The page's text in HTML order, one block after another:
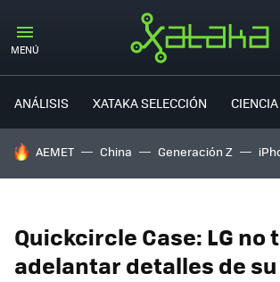
MENÚ
ANÁLISIS XATAKA SELECCIÓN CIENCIA
HOY SE HABLA DE
AEMET China Generación Z
Quickcircle Case: LG no
adelantar detalles de su